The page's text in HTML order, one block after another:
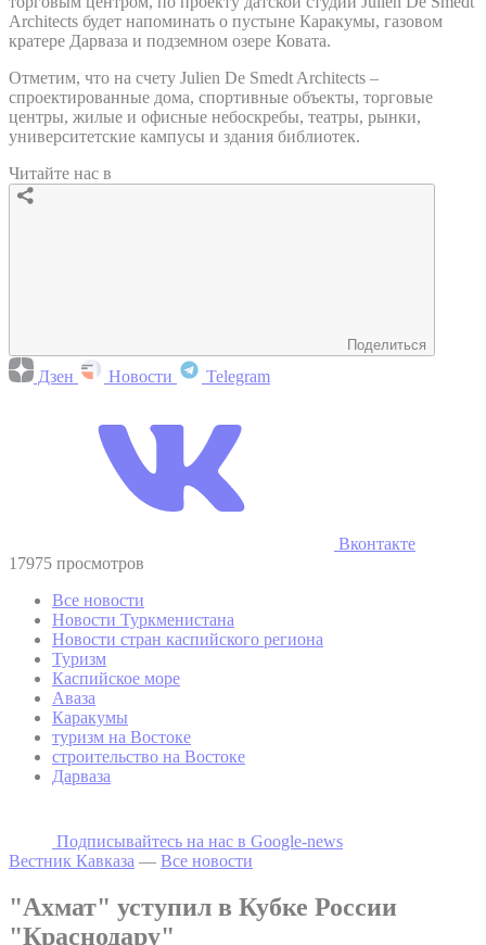
Architects будет напоминать о пустыне Каракумы, газовом
кратере Дарваза и подземном озере Ковата.
Отметим, что на счету Julien De Smedt Architects –
спроектированные дома, спортивные объекты, торговые
центры, жилые и офисные небоскребы, театры, рынки,
университетские кампусы и здания библиотек.
Читайте нас в
Поделиться
Дзен Новости Telegram
Вконтакте
17975 просмотров
Все новости
Новости Туркменистана
Новости стран каспийского региона
Туризм
Каспийское море
Аваза
Каракумы
туризм на Востоке
строительство на Востоке
Дарваза
Подписывайтесь на наc в Google-news
Вестник Кавказа — Все новости
"Ахмат" уступил в Кубке России
"Краснодару"